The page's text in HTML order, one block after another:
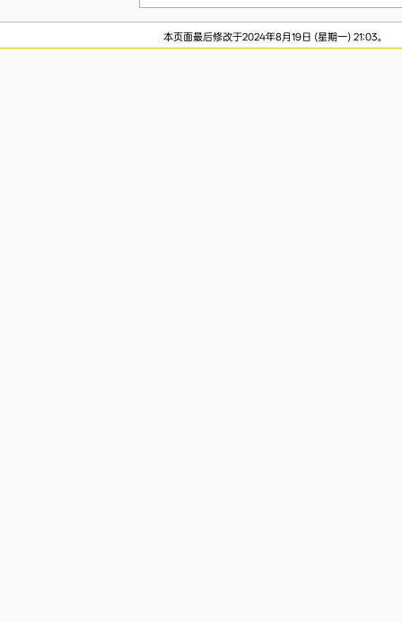
本页面最后修改于2024年8月19日 (星期一) 21:03。